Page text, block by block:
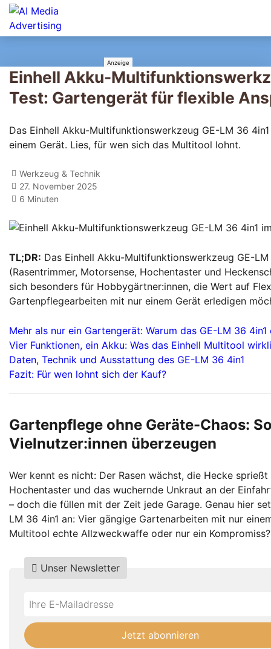
Einhell Akku-
Test: Gartengerät für flexible
Das Einhell Akku-Multifunktionswerkzeug GE-LM 36
einem Gerät. Lies, für wen sich das Multitool lohnt.
Werkzeug & Technik
27. November 2025
6 Minuten
TL;DR: Das Einhell Akku-Multifunktionswerkzeug GE-
(Rasentrimmer, Motorsense, Hochentaster und
sich besonders für Hobbygärtner:innen, die Wert auf
Gartenpflegearbeiten mit nur einem Gerät erledigen
Mehr als nur ein Gartengerät: Warum das GE-LM 36
Vier Funktionen, ein Akku: Was das Einhell Multitool
Daten, Technik und Ausstattung des GE-LM 36 4in1
Fazit: Für wen lohnt sich der Kauf?
Gartenpflege ohne Geräte-Chaos:
Vielnutzer:innen überzeugen
Wer kennt es nicht: Der Rasen wächst, die Hecke
Hochentaster und das wuchernde Unkraut an der
– doch die füllen mit der Zeit jede Garage. Genau hier
LM 36 4in1 an: Vier gängige Gartenarbeiten mit nur
Multitool echte Allzweckwaffe oder nur ein Kompromiss?
Do
fill
this
Unser Newsletter
*Ihre
Mailadresse:
Jetzt abonnieren